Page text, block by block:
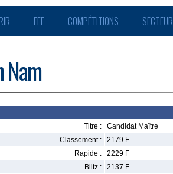
FFE COMPÉTITIONS
Nam
Titre :
Candidat Maître
Classement :
2179 F
Rapide :
2229 F
Blitz :
2137 F